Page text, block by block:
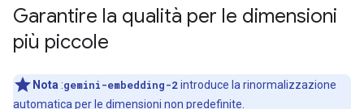
Garantire la qualità per le dimensioni
più piccole
Nota :gemini-embedding-2introduce la rinormalizzazione
automatica per le dimensioni non predefinite.